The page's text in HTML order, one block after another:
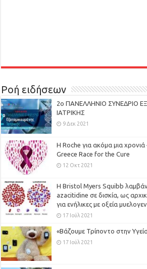
Ροή ειδήσεων
2ο ΠΑΝΕΛΛΗΝΙΟ ΣΥΝΕΔΡΙΟ
ΙΑΤΡΙΚΗΣ
9 Δεκ 2021
H Roche για ακόμα μια
Greece Race for the Cure
12 Οκτ 2021
Η Bristol Myers Squibb
azacitidine σε δισκία, ως
για ενήλικες με οξεία
17 Ιούλ 2021
«Βάζουμε Τρίποντο στην
17 Ιούλ 2021